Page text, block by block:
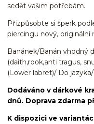
sedět vašim potřebám.
Přizpůsobte si šperk
piercingu nový, originální
Banánek/Banán vhodný
(daith,rook,anti tragus,
(Lower labret)/ Do
Dodáváno v dárkové
dnů. Doprava zdarma
K dispozici ve